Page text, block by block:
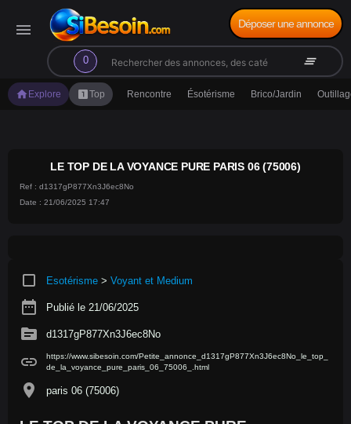
menu
0
search clear_all
Déposer une annonce
home Explore looks_oneTop Rencontre Ésotérisme Brico/Jardin
LE TOP DE LA VOYANCE PURE PARIS 06 (75006)
Ref : d1317gP877Xn3J6ec8No
Date : 21/06/2025 17:47
crop_square Esotérisme > Voyant et Medium
date_range Publié le 21/06/2025
source d1317gP877Xn3J6ec8No
link
https://www.sibesoin.com/Petite_annonce_d1317gP877Xn3J6ec8No_le_top_
de_la_voyance_pure_paris_06_75006_.html
location_on paris 06 (75006)